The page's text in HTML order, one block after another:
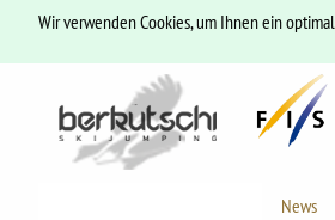
Wir verwenden Cookies, um Ihnen ein
News